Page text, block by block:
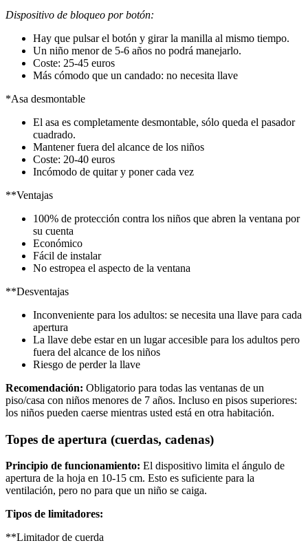
Dispositivo de bloqueo por botón:
Hay que pulsar el botón y girar la manilla al mismo tiempo.
Un niño menor de 5-6 años no podrá manejarlo.
Coste: 25-45 euros
Más cómodo que un candado: no necesita llave
*Asa desmontable
El asa es completamente desmontable, sólo queda el pasador
cuadrado.
Mantener fuera del alcance de los niños
Coste: 20-40 euros
Incómodo de quitar y poner cada vez
**Ventajas
100% de protección contra los niños que abren la ventana por
su cuenta
Económico
Fácil de instalar
No estropea el aspecto de la ventana
**Desventajas
Inconveniente para los adultos: se necesita una llave para cada
apertura
La llave debe estar en un lugar accesible para los adultos pero
fuera del alcance de los niños
Riesgo de perder la llave
Recomendación: Obligatorio para todas las ventanas de un
piso/casa con niños menores de 7 años. Incluso en pisos superiores:
los niños pueden caerse mientras usted está en otra habitación.
Topes de apertura (cuerdas, cadenas)
Principio de funcionamiento: El dispositivo limita el ángulo de
apertura de la hoja en 10-15 cm. Esto es suficiente para la
ventilación, pero no para que un niño se caiga.
Tipos de limitadores:
**Limitador de cuerda